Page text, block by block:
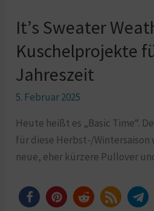
It’s Sweater
Kuschelprojekte
Jahreszeit
5. Februar 2025
Heute heißt es „Basic Time“.
für diese Herbst-/Wintersaison
neue, eher kürzere Pullover
–
Kuschelprojekte
für
die
kalte